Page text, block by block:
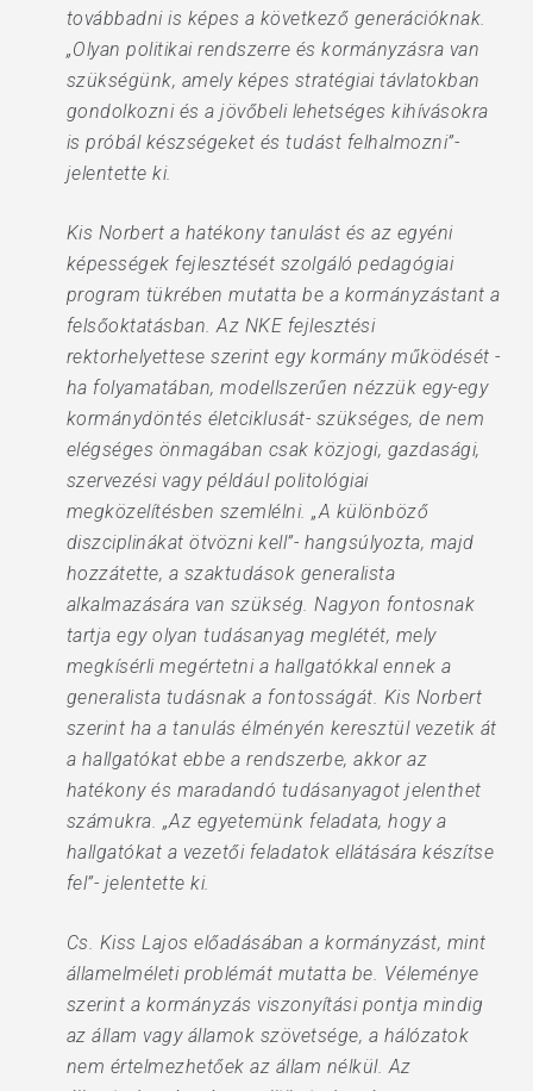
továbbadni is képes a következő generációknak.
„Olyan politikai rendszerre és kormányzásra van
szükségünk, amely képes stratégiai távlatokban
gondolkozni és a jövőbeli lehetséges kihívásokra
is próbál készségeket és tudást felhalmozni”-
jelentette ki.
Kis Norbert a hatékony tanulást és az egyéni
képességek fejlesztését szolgáló pedagógiai
program tükrében mutatta be a kormányzástant a
felsőoktatásban. Az NKE fejlesztési
rektorhelyettese szerint egy kormány működését -
ha folyamatában, modellszerűen nézzük egy-egy
kormánydöntés életciklusát- szükséges, de nem
elégséges önmagában csak közjogi, gazdasági,
szervezési vagy például politológiai
megközelítésben szemlélni. „A különböző
diszciplinákat ötvözni kell”- hangsúlyozta, majd
hozzátette, a szaktudások generalista
alkalmazására van szükség. Nagyon fontosnak
tartja egy olyan tudásanyag meglétét, mely
megkísérli megértetni a hallgatókkal ennek a
generalista tudásnak a fontosságát. Kis Norbert
szerint ha a tanulás élményén keresztül vezetik át
a hallgatókat ebbe a rendszerbe, akkor az
hatékony és maradandó tudásanyagot jelenthet
számukra. „Az egyetemünk feladata, hogy a
hallgatókat a vezetői feladatok ellátására készítse
fel”- jelentette ki.
Cs. Kiss Lajos előadásában a kormányzást, mint
államelméleti problémát mutatta be. Véleménye
szerint a kormányzás viszonyítási pontja mindig
az állam vagy államok szövetsége, a hálózatok
nem értelmezhetőek az állam nélkül. Az